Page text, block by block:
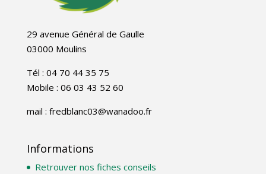
29 avenue Général de Gaulle
03000 Moulins
Tél : 04 70 44 35 75
Mobile : 06 03 43 52 60
mail : fredblanc03@wanadoo.fr
Informations
Retrouver nos fiches conseils